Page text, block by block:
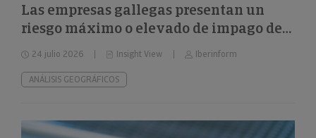
Las empresas gallegas presentan un
riesgo máximo o elevado de impago del
24%
24 julio 2026 Insight View Iberinform
ANÁLISIS GEOGRÁFICOS